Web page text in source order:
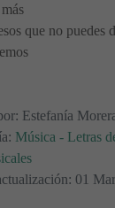
que no puedes
Estefanía
Música - Letras
01